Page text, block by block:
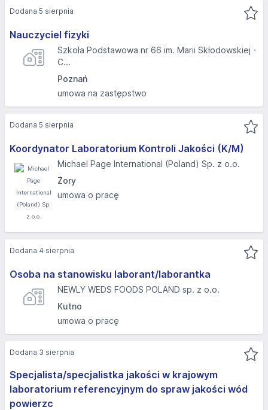
Nauczyciel fizyki
Szkoła Podstawowa nr 66 im. Marii Skłodowskiej -
C...
Poznań
umowa na zastępstwo
Dodana 5 sierpnia
Koordynator Laboratorium Kontroli Jakości (K/M)
Michael Page International (Poland) Sp. z o.o.
Żory
umowa o pracę
Dodana 5 sierpnia
Osoba na stanowisku laborant/laborantka
NEWLY WEDS FOODS POLAND sp. z o.o.
Kutno
umowa o pracę
Dodana 4 sierpnia
Specjalista/specjalistka jakości w krajowym
laboratorium referencyjnym do spraw jakości wód
powierzc
Dodana 3 sierpnia